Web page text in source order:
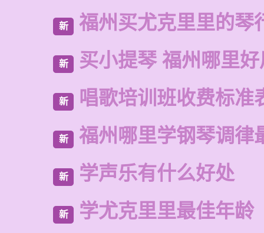
新 福州买尤克里里的琴
新 买小提琴 福州哪里
新 唱歌培训班收费标准
新 福州哪里学钢琴调律
新 学声乐有什么好处
新 学尤克里里最佳年龄